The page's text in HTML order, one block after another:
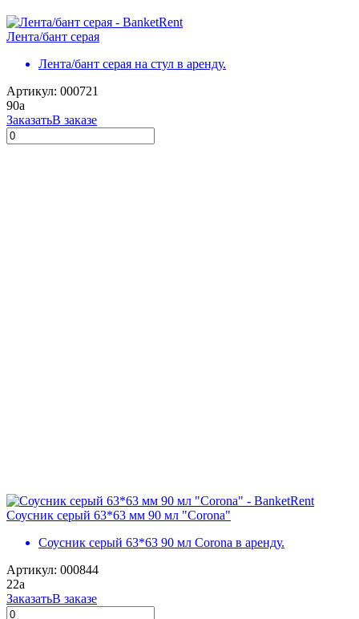
Лента/бант серая
Лента/бант серая на стул в аренду.
Артикул: 000721
90a
ЗаказатьВ заказе
Соусник серый 63*63 мм 90 мл "Corona"
Соусник серый 63*63 90 мл Coronа в аренду.
Артикул: 000844
22a
ЗаказатьВ заказе